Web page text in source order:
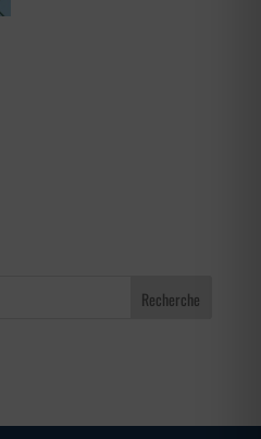
Recherche